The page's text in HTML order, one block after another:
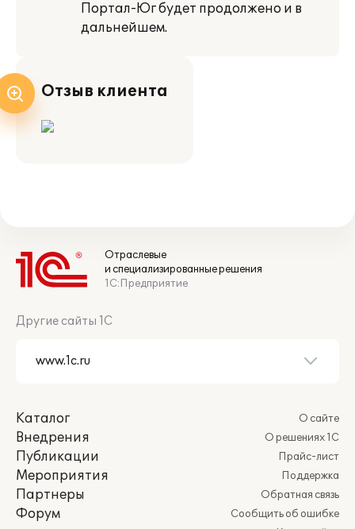
Портал-Юг будет продолжено и в
дальнейшем.
Отзыв клиента
Отраслевые
и специализированные решения
1С:Предприятие
Другие сайты 1С
Каталог
Внедрения
Публикации
Мероприятия
Партнеры
Форум
О сайте
О решениях 1С
Прайс-лист
Поддержка
Обратная связь
Сообщить об ошибке